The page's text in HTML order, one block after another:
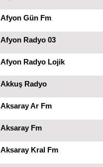
Afyon Gün Fm
Afyon Radyo 03
Afyon Radyo Lojik
Akkuş Radyo
Aksaray Ar Fm
Aksaray Fm
Aksaray Kral Fm